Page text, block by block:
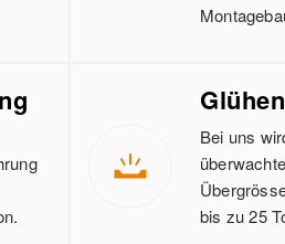
Glühen
Bei uns
bis zu 25